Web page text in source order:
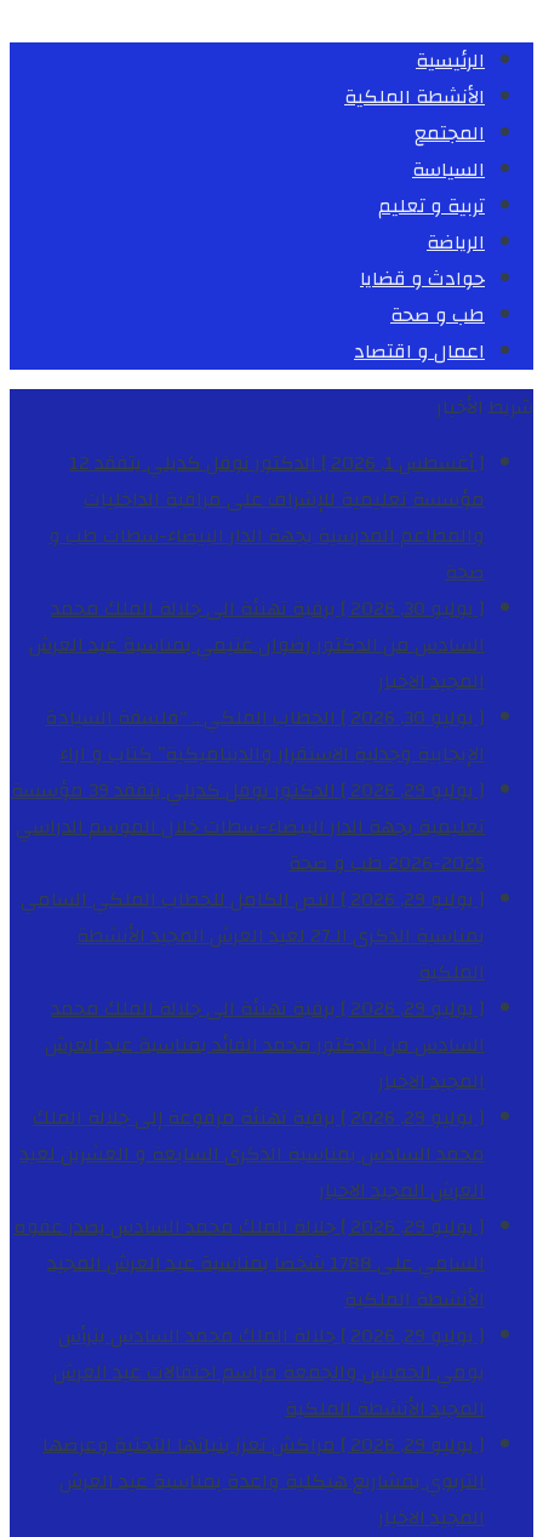
الرئيسية
الأنشطة الملكية
المجتمع
السياسة
تربية و تعليم
الرياضة
حوادث و قضايا
طب و صحة
اعمال و اقتصاد
شريط الأخبار
[ أغسطس 1, 2026 ]
الدكتور نوفل كديلي يتفقد 12
مؤسسة تعليمية للإشراف على مراقبة الداخليات
والمطاعم المدرسية بجهة الدار البيضاء-سطاتطب و
صحة
[ يوليو 30, 2026 ]
برقية تهنئة الى جلالة الملك محمد
السادس من الدكتور رضوان غنيمي بمناسبة عيد العرش
المجيدالاخبار
[ يوليو 30, 2026 ]
الخطاب الملكي .. “فلسفة السيادة
الإيجابية وجدلية الاستقرار والديناميكية”كتاب و اراء
[ يوليو 29, 2026 ]
الدكتور نوفل كديلي يتفقد 39 مؤسسة
تعليمية بجهة الدار البيضاء-سطات خلال الموسم الدراسي
2025-2026
طب و صحة
[ يوليو 29, 2026 ]
النص الكامل للخطاب الملكي السامي
بمناسبة الذكرى الـ27 لعيد العرش المجيد
الأنشطة
الملكية
[ يوليو 29, 2026 ]
برقية تهنئة الى جلالة الملك محمد
السادس من الدكتور محمد الفائد بمناسبة عيد العرش
المجيدالاخبار
[ يوليو 29, 2026 ]
برقية تهنئة مرفوعة إلى جلالة الملك
محمد السادس بمناسبة الذكرى السابعة و العشرين لعيد
العرش المجيدالاخبار
[ يوليو 29, 2026 ]
جلالة الملك محمد السادس يصدر عفوه
السامي على 1788 شخصا بمناسبة عيد العرش المجيد
الأنشطة الملكية
[ يوليو 29, 2026 ]
جلالة الملك محمد السادس يترأس
يومي الخميس والجمعة مراسم احتفالات عيد العرش
المجيدالأنشطة الملكية
[ يوليو 29, 2026 ]
مراكش تعزز بنياتها التحتية وعرضها
التربوي بمشاريع هيكلية واعدة بمناسبة عيد العرش
المجيدالاخبار